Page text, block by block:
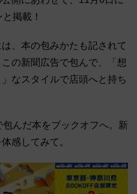
掲載！
、本の包みかたも記されて
の新聞広告で包んで、「想
なスタイルで店頭へと持ち
んだ本をブックオフへ。新
感してみて。